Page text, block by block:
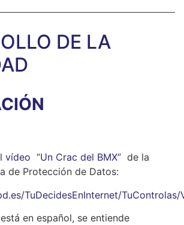
DE LA
vídeo “Un Crac del BMX” de la
de Protección de Datos:
TuDecidesEnInternet/TuControlas/
en español, se entiende